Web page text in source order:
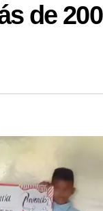
de 200